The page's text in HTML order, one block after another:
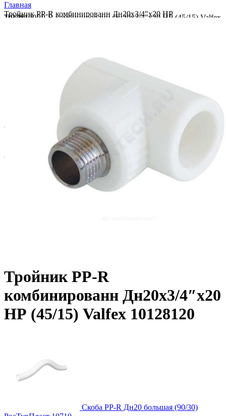
Главная
Тройник PP-R комбинированн Дн20х3/4″х20 НР
Тройник PP-R комбинированн Дн20х3/4″х20 НР (45/15) Valfex 10128120
Тройник PP-R
комбинированн Дн20х3/4″х20
НР (45/15) Valfex 10128120
Скоба PP-R Дн20 большая (90/30)